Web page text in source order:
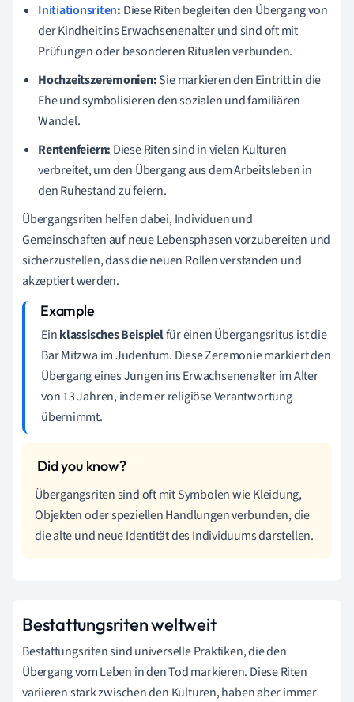
Initiationsriten: Diese Riten begleiten den Übergang von
der Kindheit ins Erwachsenenalter und sind oft mit
Prüfungen oder besonderen Ritualen verbunden.
Hochzeitszeremonien:Sie markieren den Eintritt in die
Ehe und symbolisieren den sozialen und familiären
Wandel.
Rentenfeiern: Diese Riten sind in vielen Kulturen
verbreitet, um den Übergang aus dem Arbeitsleben in
den Ruhestand zu feiern.
Übergangsriten helfen dabei, Individuen und
Gemeinschaften auf neue Lebensphasen vorzubereiten und
sicherzustellen, dass die neuen Rollen verstanden und
akzeptiert werden.
Einklassisches Beispielfür einen Übergangsritus ist die
Bar Mitzwa im Judentum. Diese Zeremonie markiert den
Übergang eines Jungen ins Erwachsenenalter im Alter
von 13 Jahren, indem er religiöse Verantwortung
übernimmt.
Übergangsriten sind oft mit Symbolen wie Kleidung,
Objekten oder speziellen Handlungen verbunden, die
die alte und neue Identität des Individuums darstellen.
Bestattungsriten weltweit
Bestattungsriten sind universelle Praktiken, die den
Übergang vom Leben in den Tod markieren. Diese Riten
variieren stark zwischen den Kulturen, haben aber immer